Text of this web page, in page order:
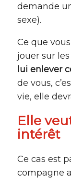
demande
sexe).
Ce que
jouer sur
lui enlever
de vous,
vie, elle
Elle
intérêt
Ce cas est
compagne